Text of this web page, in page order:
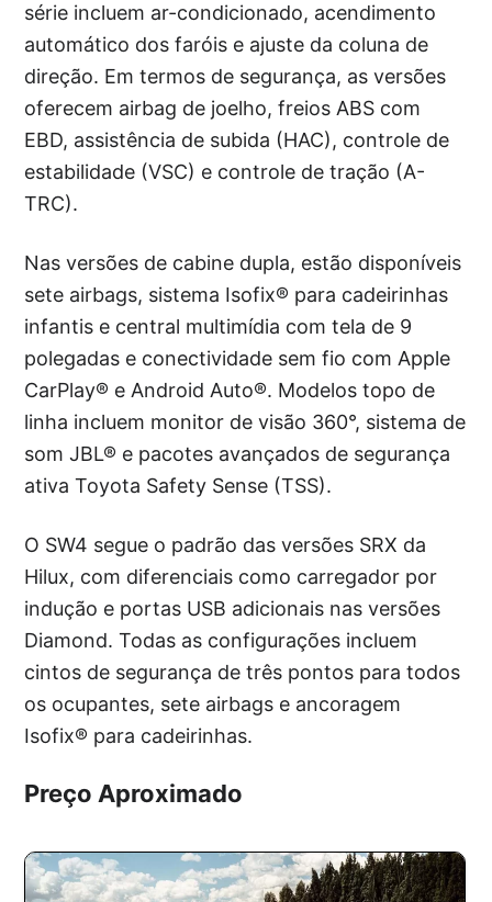
série incluem ar-condicionado, acendimento
automático dos faróis e ajuste da coluna de
direção. Em termos de segurança, as versões
oferecem airbag de joelho, freios ABS com
EBD, assistência de subida (HAC), controle de
estabilidade (VSC) e controle de tração (A-
TRC).
Nas versões de cabine dupla, estão disponíveis
sete airbags, sistema Isofix® para cadeirinhas
infantis e central multimídia com tela de 9
polegadas e conectividade sem fio com Apple
CarPlay® e Android Auto®. Modelos topo de
linha incluem monitor de visão 360°, sistema de
som JBL® e pacotes avançados de segurança
ativa Toyota Safety Sense (TSS).
O SW4 segue o padrão das versões SRX da
Hilux, com diferenciais como carregador por
indução e portas USB adicionais nas versões
Diamond. Todas as configurações incluem
cintos de segurança de três pontos para todos
os ocupantes, sete airbags e ancoragem
Isofix® para cadeirinhas.
Preço Aproximado